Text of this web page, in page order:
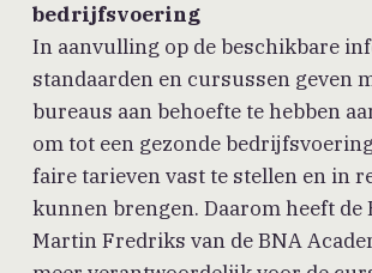
bedrijfsvoering
In aanvulling op de beschikbare
standaarden en cursussen geven
bureaus aan behoefte te hebben
om tot een gezonde
faire tarieven vast te stellen en in
kunnen brengen. Daarom heeft de
Martin Fredriks van de BNA